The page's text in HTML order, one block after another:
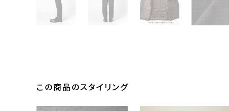
この商品のスタイリング